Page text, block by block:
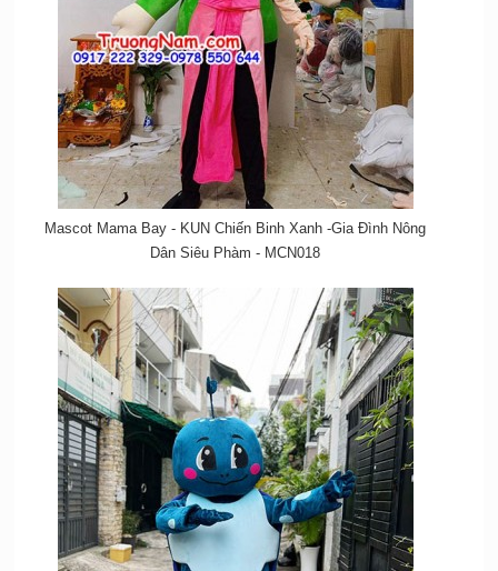
Mascot Mama Bay - KUN Chiến Binh Xanh -Gia Đình Nông
Dân Siêu Phàm - MCN018